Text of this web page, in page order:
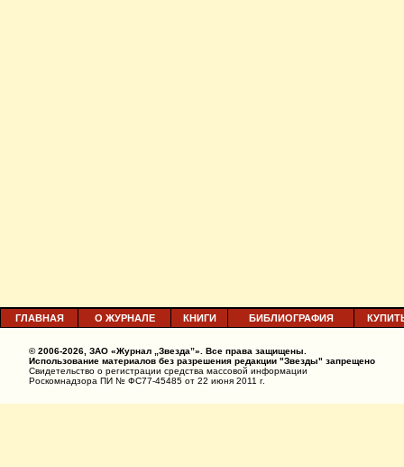
ГЛАВНАЯ О ЖУРНАЛЕ КНИГИ БИБЛИОГРАФИЯ
© 2006-2026, ЗАО «Журнал „Звезда”». Все права защищены.
Использование материалов без разрешения редакции "Звезды" запрещено
Свидетельство о регистрации средства массовой информации
Роскомнадзора ПИ № ФС77-45485 от 22 июня 2011 г.